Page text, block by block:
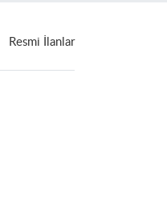
Resmi İlanlar